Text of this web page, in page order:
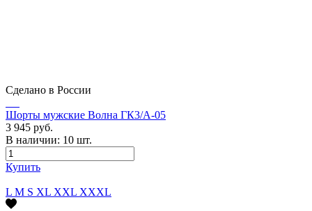
Сделано в России
Шорты мужские Волна ГК3/А-05
3 945 руб.
В наличии: 10 шт.
Купить
L M S XL XXL XXXL